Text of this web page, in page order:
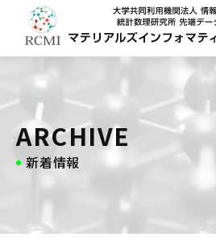
センター概要
研究紹介
メンバー
新着情報
ARCHIVE